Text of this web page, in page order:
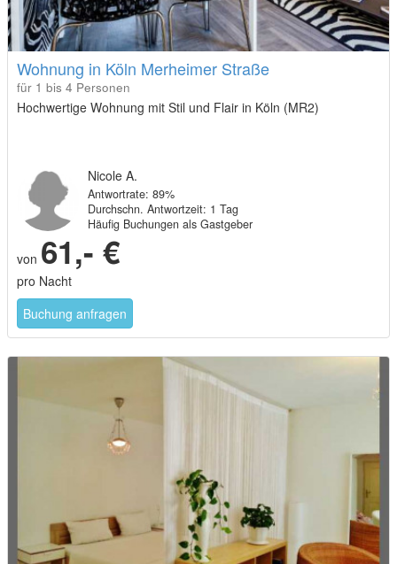
Wohnung in Köln Merheimer Straße
für 1 bis 4 Personen
Hochwertige Wohnung mit Stil und Flair in Köln (MR2)
Nicole A.
Antwortrate: 89%
Durchschn. Antwortzeit: 1 Tag
Häufig Buchungen als Gastgeber
von 61,- €
pro Nacht
Buchung anfragen